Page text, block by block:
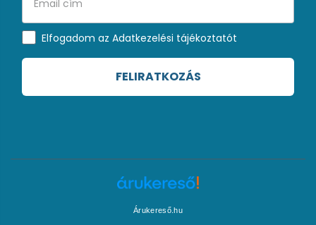
Elfogadom az Adatkezelési tájékoztatót
FELIRATKOZÁS
Árukereső.hu